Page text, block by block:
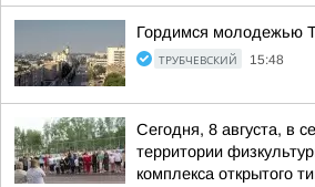
Гордимся молодежью
ТРУБЧЕВСКИЙ 15:48
Сегодня, 8 августа, в
территории
комплекса открытого